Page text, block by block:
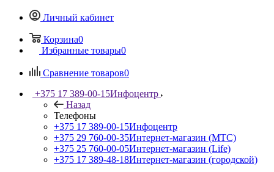
Личный кабинет
Корзина0
Избранные товары0
Сравнение товаров0
+375 17 389-00-15Инфоцентр
Назад
Телефоны
+375 17 389-00-15Инфоцентр
+375 29 760-00-35Интернет-магазин (МТС)
+375 25 760-00-05Интернет-магазин (Life)
+375 17 389-48-18Интернет-магазин (городской)